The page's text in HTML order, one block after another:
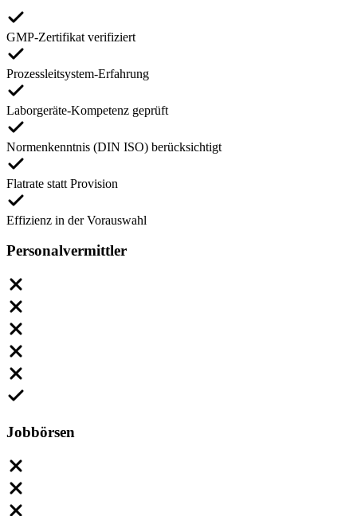
GMP-Zertifikat verifiziert
Prozessleitsystem-Erfahrung
Laborgeräte-Kompetenz geprüft
Normenkenntnis (DIN ISO) berücksichtigt
Flatrate statt Provision
Effizienz in der Vorauswahl
Personalvermittler
Jobbörsen